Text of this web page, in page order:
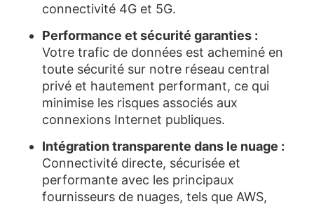
connectivité 4G et 5G.
Performance et sécurité garanties :
Votre trafic de données est acheminé en
toute sécurité sur notre réseau central
privé et hautement performant, ce qui
minimise les risques associés aux
connexions Internet publiques.
Intégration transparente dans le nuage :
Connectivité directe, sécurisée et
performante avec les principaux
fournisseurs de nuages, tels que AWS,